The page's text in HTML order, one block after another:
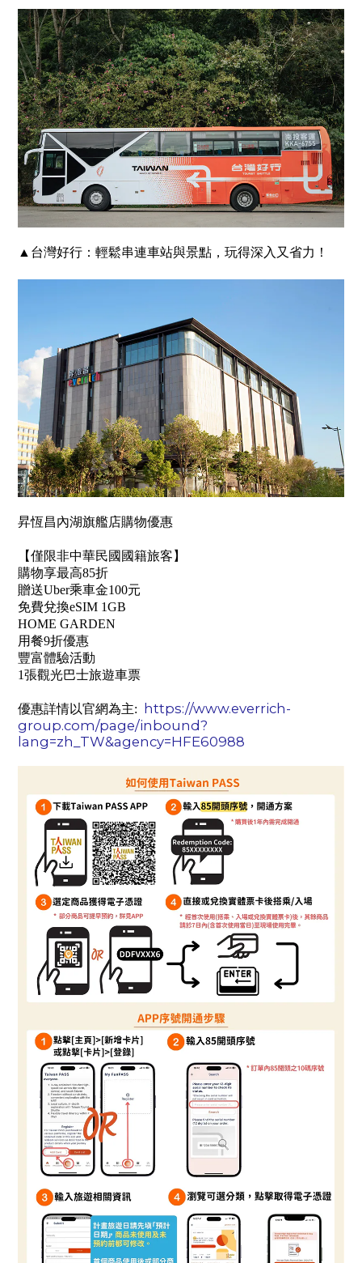
▲台灣好行：輕鬆串連車站與景點，玩得深入又省力！
昇恆昌內湖旗艦店購物優惠
【僅限非中華民國國籍旅客】
購物享最高85折
贈送Uber乘車金100元
免費兌換eSIM 1GB
HOME GARDEN
用餐9折優惠
豐富體驗活動
1張觀光巴士旅遊車票
優惠詳情以官網為主: https://www.everrich-
group.com/page/inbound?
lang=zh_TW&agency=HFE60988